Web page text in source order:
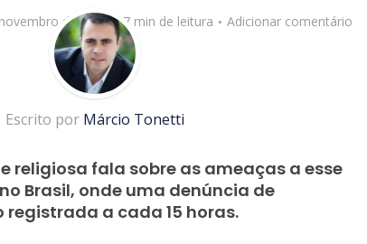
de 2017 7 min de leitura Adicionar comentário
Escrito por Márcio Tonetti
religiosa fala sobre as ameaças a esse
Brasil, onde uma denúncia de
a cada 15 horas.